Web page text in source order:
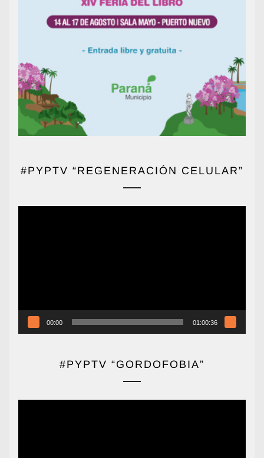
#PYPTV “REGENERACIÓN CELULAR”
00:00 01:00:36
#PYPTV “GORDOFOBIA”